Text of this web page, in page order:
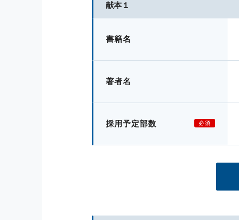
献本１
書籍名
著者名
採用予定部数 必須